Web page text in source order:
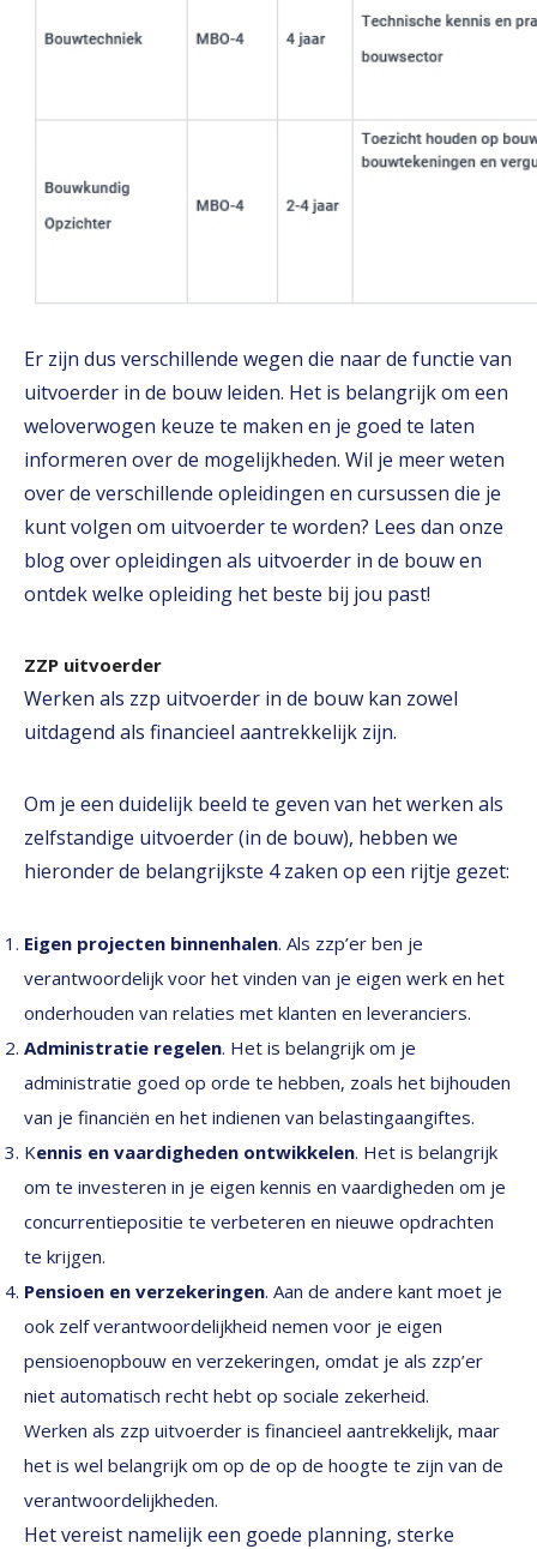
Er zijn dus verschillende wegen die naar de functie van
uitvoerder in de bouw leiden. Het is belangrijk om een
weloverwogen keuze te maken en je goed te laten
informeren over de mogelijkheden. Wil je meer weten
over de verschillende opleidingen en cursussen die je
kunt volgen om uitvoerder te worden? Lees dan onze
blog over opleidingen als uitvoerder in de bouw en
ontdek welke opleiding het beste bij jou past!
ZZP uitvoerder
Werken als zzp uitvoerder in de bouw kan zowel
uitdagend als financieel aantrekkelijk zijn.
Om je een duidelijk beeld te geven van het werken als
zelfstandige uitvoerder (in de bouw), hebben we
hieronder de belangrijkste 4 zaken op een rijtje gezet:
Eigen projecten binnenhalen. Als zzp’er ben je
verantwoordelijk voor het vinden van je eigen werk en het
onderhouden van relaties met klanten en leveranciers.
Administratie regelen. Het is belangrijk om je
administratie goed op orde te hebben, zoals het bijhouden
van je financiën en het indienen van belastingaangiftes.
Kennis en vaardigheden ontwikkelen. Het is belangrijk
om te investeren in je eigen kennis en vaardigheden om je
concurrentiepositie te verbeteren en nieuwe opdrachten
te krijgen.
Pensioen en verzekeringen. Aan de andere kant moet je
ook zelf verantwoordelijkheid nemen voor je eigen
pensioenopbouw en verzekeringen, omdat je als zzp’er
niet automatisch recht hebt op sociale zekerheid.
Werken als zzp uitvoerder is financieel aantrekkelijk, maar
het is wel belangrijk om op de op de hoogte te zijn van de
verantwoordelijkheden.
Het vereist namelijk een goede planning, sterke